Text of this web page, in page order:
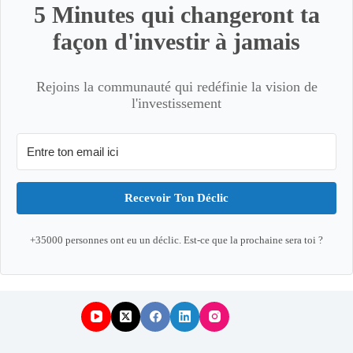
5 Minutes qui changeront ta
façon d'investir à jamais
Rejoins la communauté qui redéfinie la vision de
l'investissement
Recevoir Ton Déclic
+35000 personnes ont eu un déclic. Est-ce que la prochaine sera toi ?